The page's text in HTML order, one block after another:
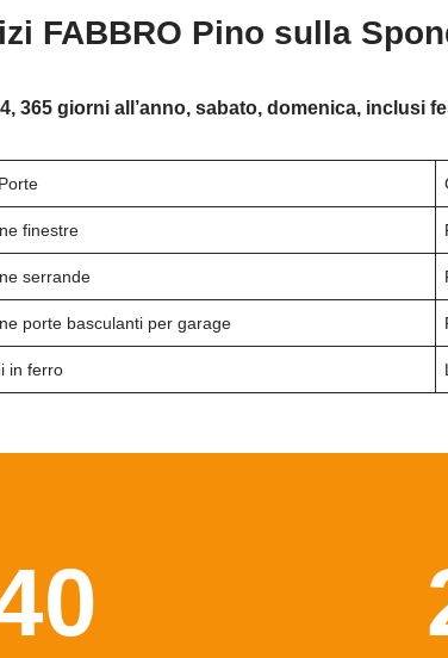
FABBRO Pino sulla
365 giorni all’anno, sabato, domenica, inclusi
finestre
serrande
porte basculanti per garage
in ferro